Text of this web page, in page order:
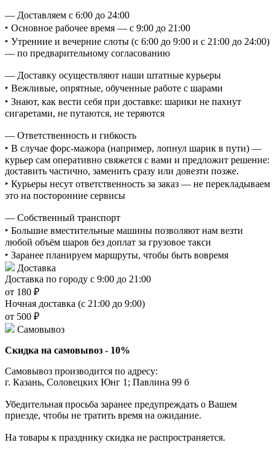
— Доставляем с 6:00 до 24:00
‣ Основное рабочее время — с 9:00 до 21:00
‣ Утренние и вечерние слоты (с 6:00 до 9:00 и с 21:00 до 24:00)
— по предварительному согласованию
— Доставку осуществляют наши штатные курьеры
‣ Вежливые, опрятные, обученные работе с шарами
‣ Знают, как вести себя при доставке: шарики не пахнут
сигаретами, не путаются, не теряются
— Ответственность и гибкость
‣ В случае форс-мажора (например, лопнул шарик в пути) —
курьер сам оперативно свяжется с вами и предложит решение:
доставить частично, заменить сразу или довезти позже.
‣ Курьеры несут ответственность за заказ — не перекладываем
это на посторонние сервисы
— Собственный транспорт
‣ Большие вместительные машины позволяют нам везти
любой объём шаров без доплат за грузовое такси
‣ Заранее планируем маршруты, чтобы быть вовремя
Доставка
Доставка по городу с 9:00 до 21:00
от 180 ₽
Ночная доставка (с 21:00 до 9:00)
от 500 ₽
Самовывоз
Скидка на самовывоз - 10%
Самовывоз производится по адресу:
г. Казань, Соловецких Юнг 1; Павлина 99 б
Убедительная просьба заранее предупреждать о Вашем
приезде, чтобы не тратить время на ожидание.
На товары к празднику скидка не распространяется.